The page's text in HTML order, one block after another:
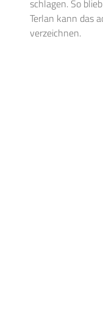
schlagen. So
Terlan kann das
verzeichnen.